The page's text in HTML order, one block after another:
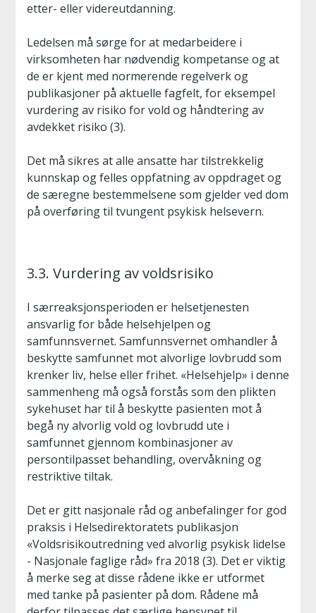
etter- eller videreutdanning.
Ledelsen må sørge for at medarbeidere i
virksomheten har nødvendig kompetanse og at
de er kjent med normerende regelverk og
publikasjoner på aktuelle fagfelt, for eksempel
vurdering av risiko for vold og håndtering av
avdekket risiko (3).
Det må sikres at alle ansatte har tilstrekkelig
kunnskap og felles oppfatning av oppdraget og
de særegne bestemmelsene som gjelder ved dom
på overføring til tvungent psykisk helsevern.
3.3. Vurdering av voldsrisiko
I særreaksjonsperioden er helsetjenesten
ansvarlig for både helsehjelpen og
samfunnsvernet. Samfunnsvernet omhandler å
beskytte samfunnet mot alvorlige lovbrudd som
krenker liv, helse eller frihet. «Helsehjelp» i denne
sammenheng må også forstås som den plikten
sykehuset har til å beskytte pasienten mot å
begå ny alvorlig vold og lovbrudd ute i
samfunnet gjennom kombinasjoner av
persontilpasset behandling, overvåkning og
restriktive tiltak.
Det er gitt nasjonale råd og anbefalinger for god
praksis i Helsedirektoratets publikasjon
«Voldsrisikoutredning ved alvorlig psykisk lidelse
- Nasjonale faglige råd» fra 2018 (3). Det er viktig
å merke seg at disse rådene ikke er utformet
med tanke på pasienter på dom. Rådene må